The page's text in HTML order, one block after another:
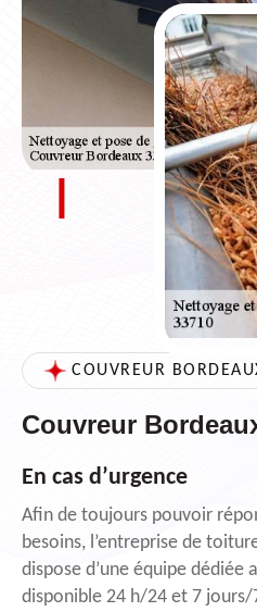
COUVREUR
Couvreur
En cas d’urgence
Afin de toujours pouvoir
besoins, l’entreprise de
dispose d’une équipe dédiée
disponible 24 h/24 et 7